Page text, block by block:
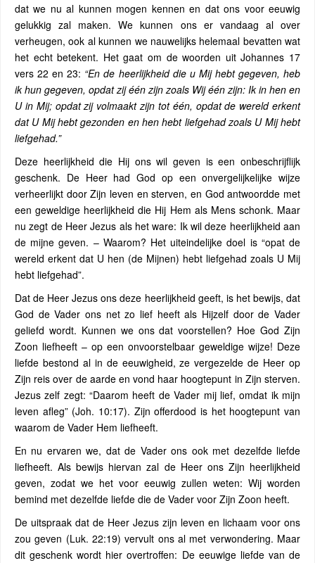
dat we nu al kunnen mogen kennen en dat ons voor eeuwig
gelukkig zal maken. We kunnen ons er vandaag al over
verheugen, ook al kunnen we nauwelijks helemaal bevatten wat
het echt betekent. Het gaat om de woorden uit Johannes 17
vers 22 en 23: “En de heerlijkheid die u Mij hebt gegeven, heb
ik hun gegeven, opdat zij één zijn zoals Wij één zijn: Ik in hen en
U in Mij; opdat zij volmaakt zijn tot één, opdat de wereld erkent
dat U Mij hebt gezonden en hen hebt liefgehad zoals U Mij hebt
liefgehad.”
Deze heerlijkheid die Hij ons wil geven is een onbeschrijflijk
geschenk. De Heer had God op een onvergelijkelijke wijze
verheerlijkt door Zijn leven en sterven, en God antwoordde met
een geweldige heerlijkheid die Hij Hem als Mens schonk. Maar
nu zegt de Heer Jezus als het ware: Ik wil deze heerlijkheid aan
de mijne geven. – Waarom? Het uiteindelijke doel is “opat de
wereld erkent dat U hen (de Mijnen) hebt liefgehad zoals U Mij
hebt liefgehad”.
Dat de Heer Jezus ons deze heerlijkheid geeft, is het bewijs, dat
God de Vader ons net zo lief heeft als Hijzelf door de Vader
geliefd wordt. Kunnen we ons dat voorstellen? Hoe God Zijn
Zoon liefheeft – op een onvoorstelbaar geweldige wijze! Deze
liefde bestond al in de eeuwigheid, ze vergezelde de Heer op
Zijn reis over de aarde en vond haar hoogtepunt in Zijn sterven.
Jezus zelf zegt: “Daarom heeft de Vader mij lief, omdat ik mijn
leven afleg” (Joh. 10:17). Zijn offerdood is het hoogtepunt van
waarom de Vader Hem liefheeft.
En nu ervaren we, dat de Vader ons ook met dezelfde liefde
liefheeft. Als bewijs hiervan zal de Heer ons Zijn heerlijkheid
geven, zodat we het voor eeuwig zullen weten: Wij worden
bemind met dezelfde liefde die de Vader voor Zijn Zoon heeft.
De uitspraak dat de Heer Jezus zijn leven en lichaam voor ons
zou geven (Luk. 22:19) vervult ons al met verwondering. Maar
dit geschenk wordt hier overtroffen: De eeuwige liefde van de